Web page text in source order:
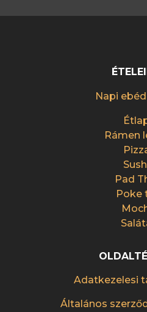
Napi
Rámen
Pad
Poke
Adatkezelesi
Általános